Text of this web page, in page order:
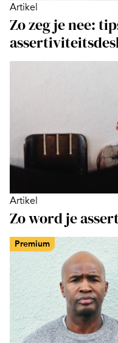
Artikel
Zo zeg je nee:
Artikel
Zo word je
Premium